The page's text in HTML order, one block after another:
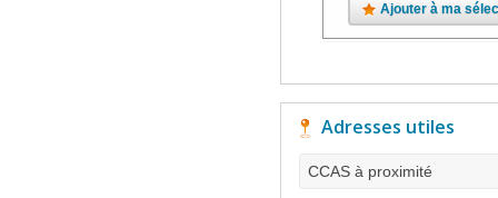
Ajouter à ma
Adresses utiles
CCAS à proximité